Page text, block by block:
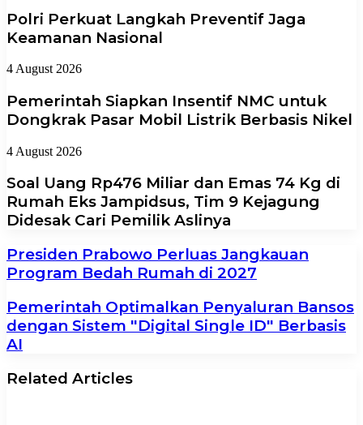
Polri Perkuat Langkah Preventif Jaga
Keamanan Nasional
4 August 2026
Pemerintah Siapkan Insentif NMC untuk
Dongkrak Pasar Mobil Listrik Berbasis Nikel
4 August 2026
Soal Uang Rp476 Miliar dan Emas 74 Kg di
Rumah Eks Jampidsus, Tim 9 Kejagung
Didesak Cari Pemilik Aslinya
Presiden Prabowo Perluas Jangkauan
Program Bedah Rumah di 2027
Pemerintah Optimalkan Penyaluran Bansos
dengan Sistem "Digital Single ID" Berbasis
AI
Related Articles